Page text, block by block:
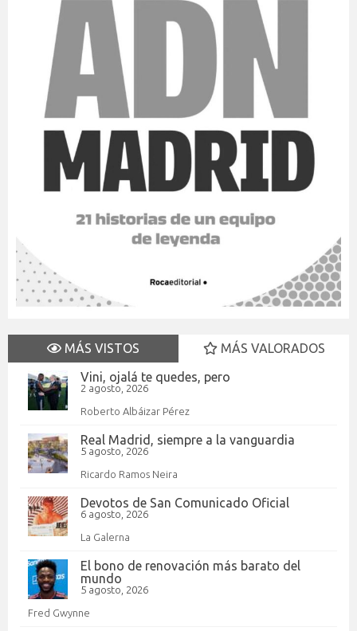
MÁS VISTOS
MÁS VALORADOS
Vini, ojalá te quedes, pero
2 agosto, 2026
Roberto Albáizar Pérez
Real Madrid, siempre a la vanguardia
5 agosto, 2026
Ricardo Ramos Neira
Devotos de San Comunicado Oficial
6 agosto, 2026
La Galerna
El bono de renovación más barato del
mundo
5 agosto, 2026
Fred Gwynne